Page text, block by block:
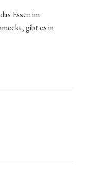
Essen im
gibt es in